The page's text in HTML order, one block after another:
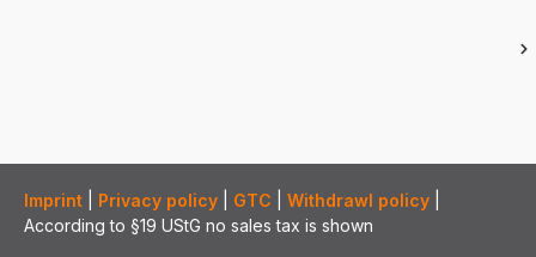
Imprint Privacy policy GTC Withdrawl policy
According to §19 UStG no sales tax is shown